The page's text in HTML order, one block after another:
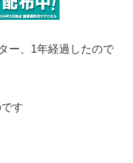
ー、1年経過したので
す